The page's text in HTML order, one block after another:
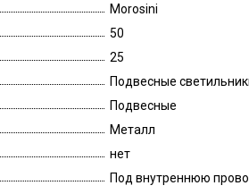
Morosini
50
25
Подвесные
Подвесные
Металл
нет
Под внутреннюю